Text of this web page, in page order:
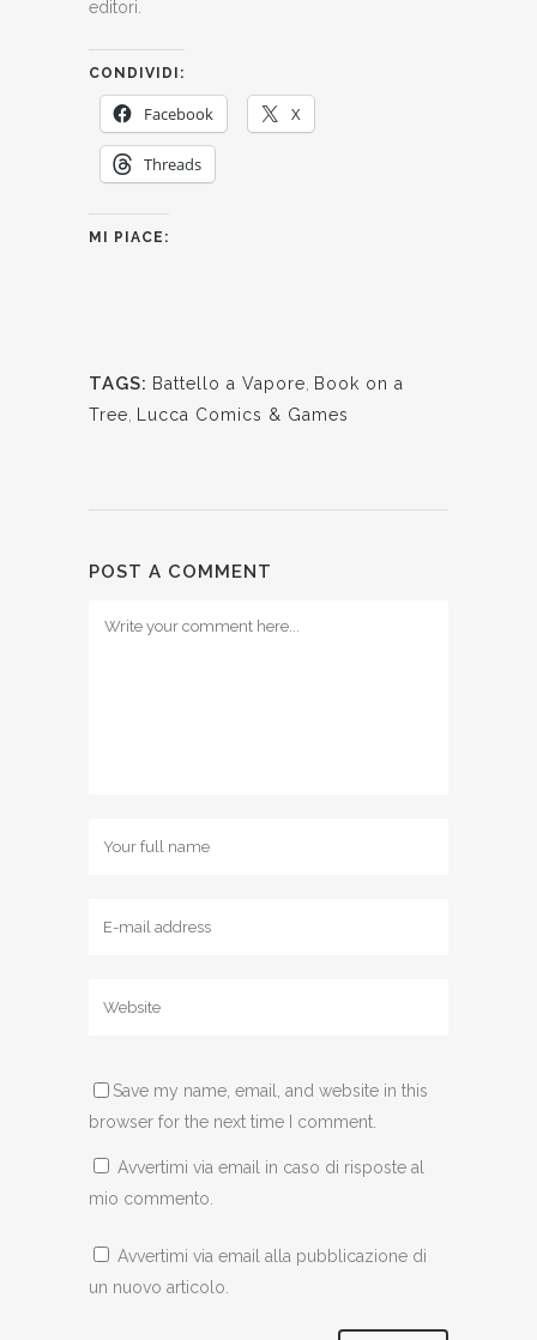
editori.
CONDIVIDI:
Facebook X
Threads
MI PIACE:
TAGS: Battello a Vapore
Book on a
Tree
Lucca Comics & Games
POST A COMMENT
Save my name, email, and website in this
browser for the next time I comment.
Avvertimi via email in caso di risposte al
mio commento.
Avvertimi via email alla pubblicazione di
un nuovo articolo.